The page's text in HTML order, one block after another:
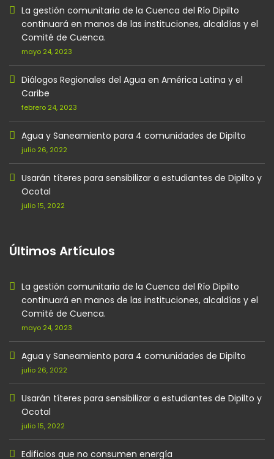
La gestión comunitaria de la Cuenca del Río Dipilto
continuará en manos de las instituciones, alcaldías y el
Comité de Cuenca.
mayo 24, 2023
Diálogos Regionales del Agua en América Latina y el
Caribe
febrero 24, 2023
Agua y Saneamiento para 4 comunidades de Dipilto
julio 26, 2022
Usarán títeres para sensibilizar a estudiantes de Dipilto y
Ocotal
julio 15, 2022
Últimos Artículos
La gestión comunitaria de la Cuenca del Río Dipilto
continuará en manos de las instituciones, alcaldías y el
Comité de Cuenca.
mayo 24, 2023
Agua y Saneamiento para 4 comunidades de Dipilto
julio 26, 2022
Usarán títeres para sensibilizar a estudiantes de Dipilto y
Ocotal
julio 15, 2022
Edificios que no consumen energía